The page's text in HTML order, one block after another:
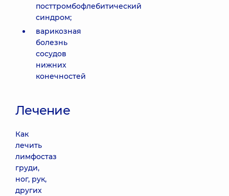
посттромбофлебитический
синдром;
варикозная
болезнь
сосудов
нижних
конечностей
Лечение
Как
лечить
лимфостаз
груди,
ног, рук,
других